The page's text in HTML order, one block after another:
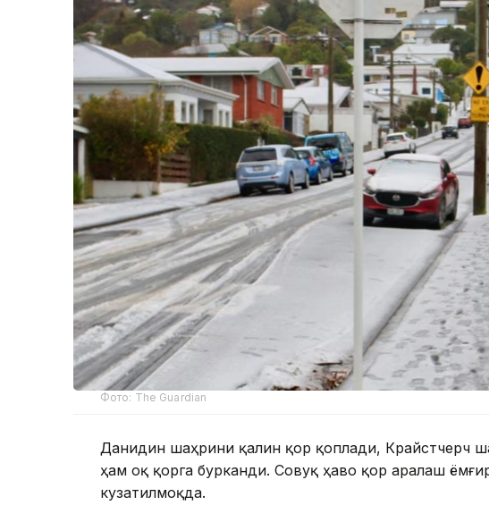
Фото: The Guardian
Данидин шаҳрини қалин қор қоплади, Крайстчерч
ҳам оқ қорга бурканди. Совуқ ҳаво қор аралаш
кузатилмоқда.